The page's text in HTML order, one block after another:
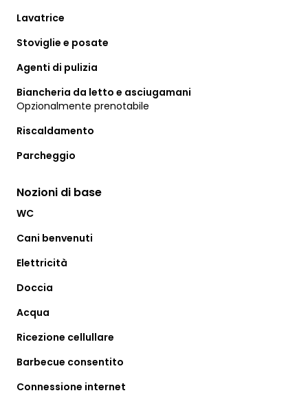
Lavatrice
Stoviglie e posate
Agenti di pulizia
Biancheria da letto e asciugamani
Opzionalmente prenotabile
Riscaldamento
Parcheggio
Nozioni di base
WC
Cani benvenuti
Elettricità
Doccia
Acqua
Ricezione cellullare
Barbecue consentito
Connessione internet